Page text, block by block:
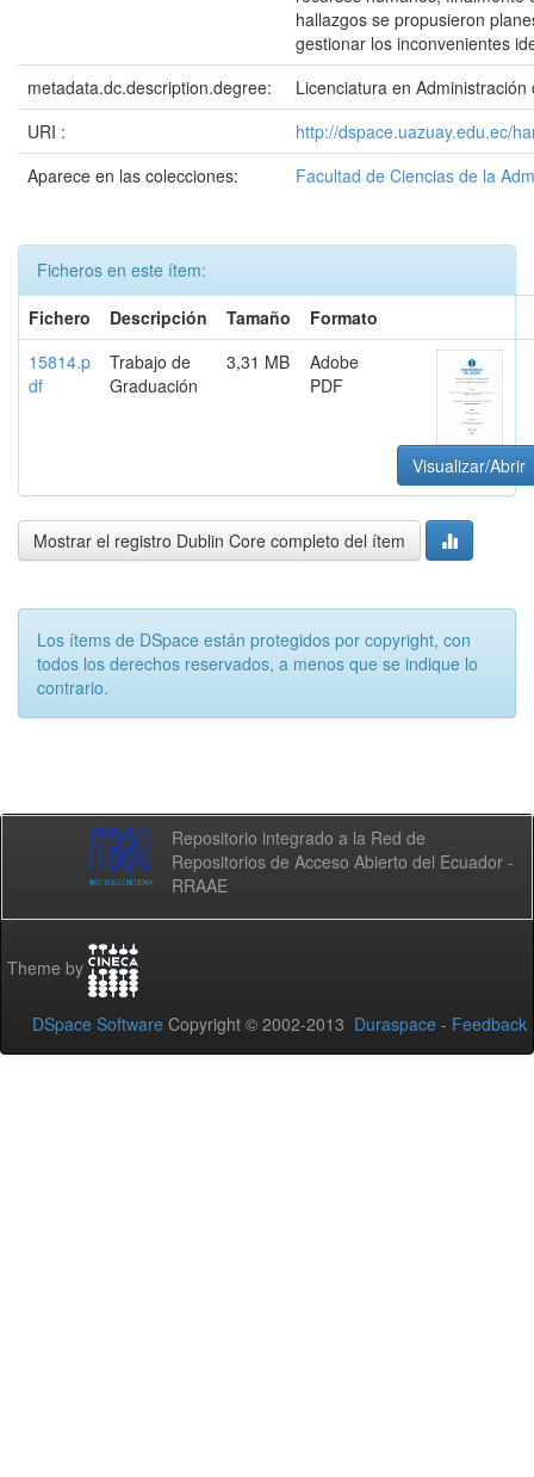
hallazgos se propusieron
gestionar los inconvenientes
metadata.dc.description.degree:
Licenciatura en Administración
URI :
http://dspace.uazuay.edu.ec/
Aparece en las colecciones:
Facultad de Ciencias de la
Ficheros en este ítem:
Fichero
Descripción Tamaño
Formato
15814.p
df
Trabajo de
Graduación
3,31 MB
Adobe
PDF
Visualizar/Abrir
Mostrar el registro Dublin Core completo del ítem
Los ítems de DSpace están protegidos por copyright, con
todos los derechos reservados, a menos que se indique lo
contrario.
Repositorio integrado a la Red de
Repositorios de Acceso Abierto del Ecuador -
RRAAE
Theme by
DSpace Software Copyright © 2002-2013 Duraspace - Feedback